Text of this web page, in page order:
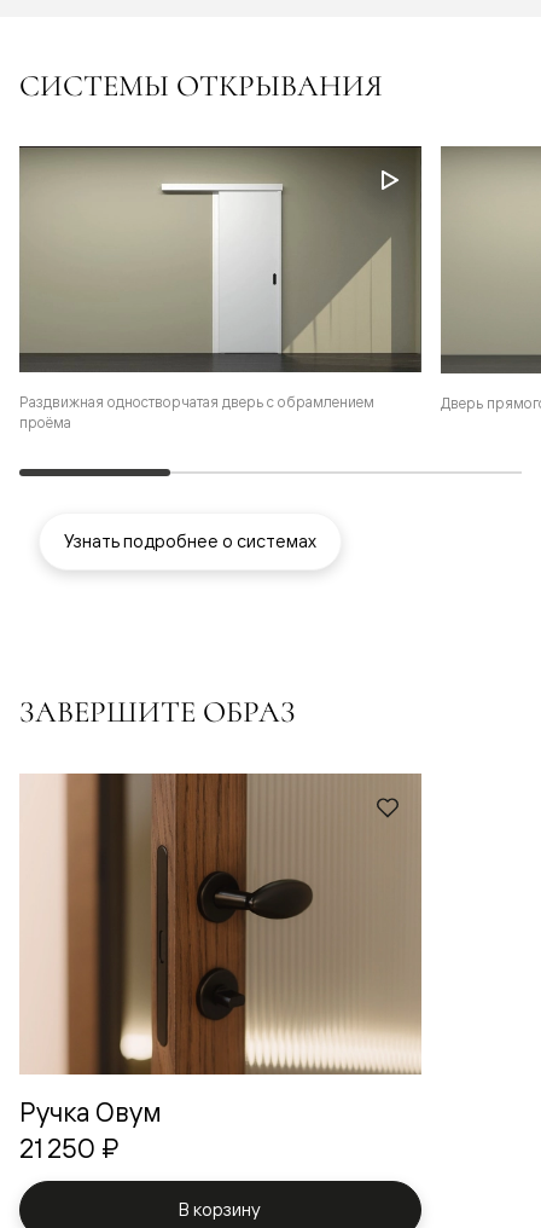
СИСТЕМЫ ОТКРЫВАНИЯ
Раздвижная одностворчатая дверь с обрамлением
проёма
Дверь
Узнать подробнее о системах
ЗАВЕРШИТЕ ОБРАЗ
Ручка Овум
21 250 ₽
В корзину